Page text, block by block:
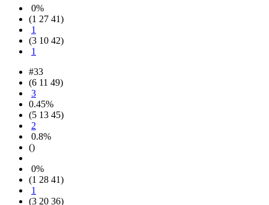
0%
(1 27 41)
1
(3 10 42)
1
#33
(6 11 49)
3
0.45%
(5 13 45)
2
0.8%
()
0%
(1 28 41)
1
(3 20 36)